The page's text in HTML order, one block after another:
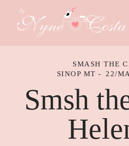
SMASH THE
SINOP MT
22/
Smsh